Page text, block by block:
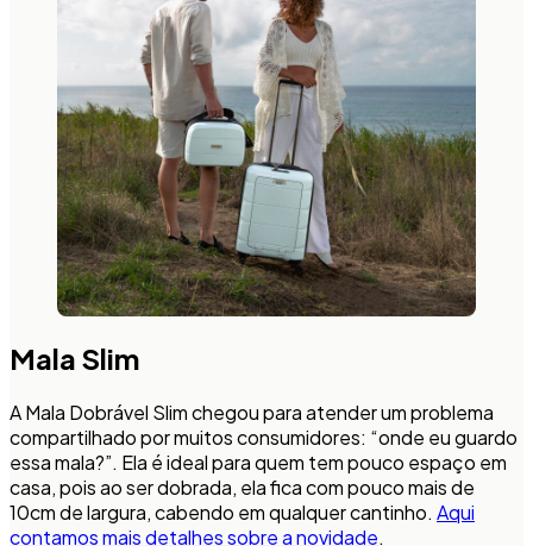
Mala Slim
A Mala Dobrável Slim chegou para atender um problema
compartilhado por muitos consumidores: “onde eu guardo
essa mala?”. Ela é ideal para quem tem pouco espaço em
casa, pois ao ser dobrada, ela fica com pouco mais de
10cm de largura, cabendo em qualquer cantinho. Aqui
contamos mais detalhes sobre a novidade.